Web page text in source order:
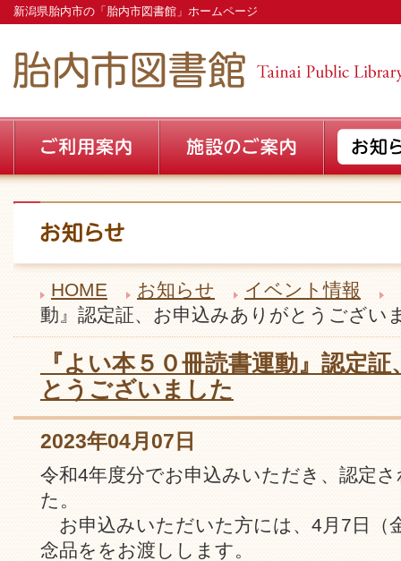
新潟県胎内市の「胎内市図書館」ホームページ
HOME お知らせ イベント情報
動』認定証、お申込みありがとうござい
『よい本５０冊読書運動』認定
とうございました
2023年04月07日
令和4年度分でお申込みいただき、認定
た。
お申込みいただいた方には、4月7日（
念品ををお渡しします。